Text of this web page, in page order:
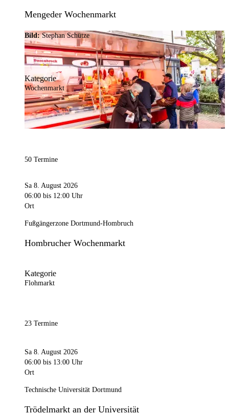
Mengeder Wochenmarkt
Bild:Stephan Schütze
Kategorie
Wochenmarkt
50 Termine
Sa 8. August 2026
06:00 bis 12:00 Uhr
Ort
Fußgängerzone Dortmund-Hombruch
Hombrucher Wochenmarkt
Kategorie
Flohmarkt
23 Termine
Sa 8. August 2026
06:00 bis 13:00 Uhr
Ort
Technische Universität Dortmund
Trödelmarkt an der Universität